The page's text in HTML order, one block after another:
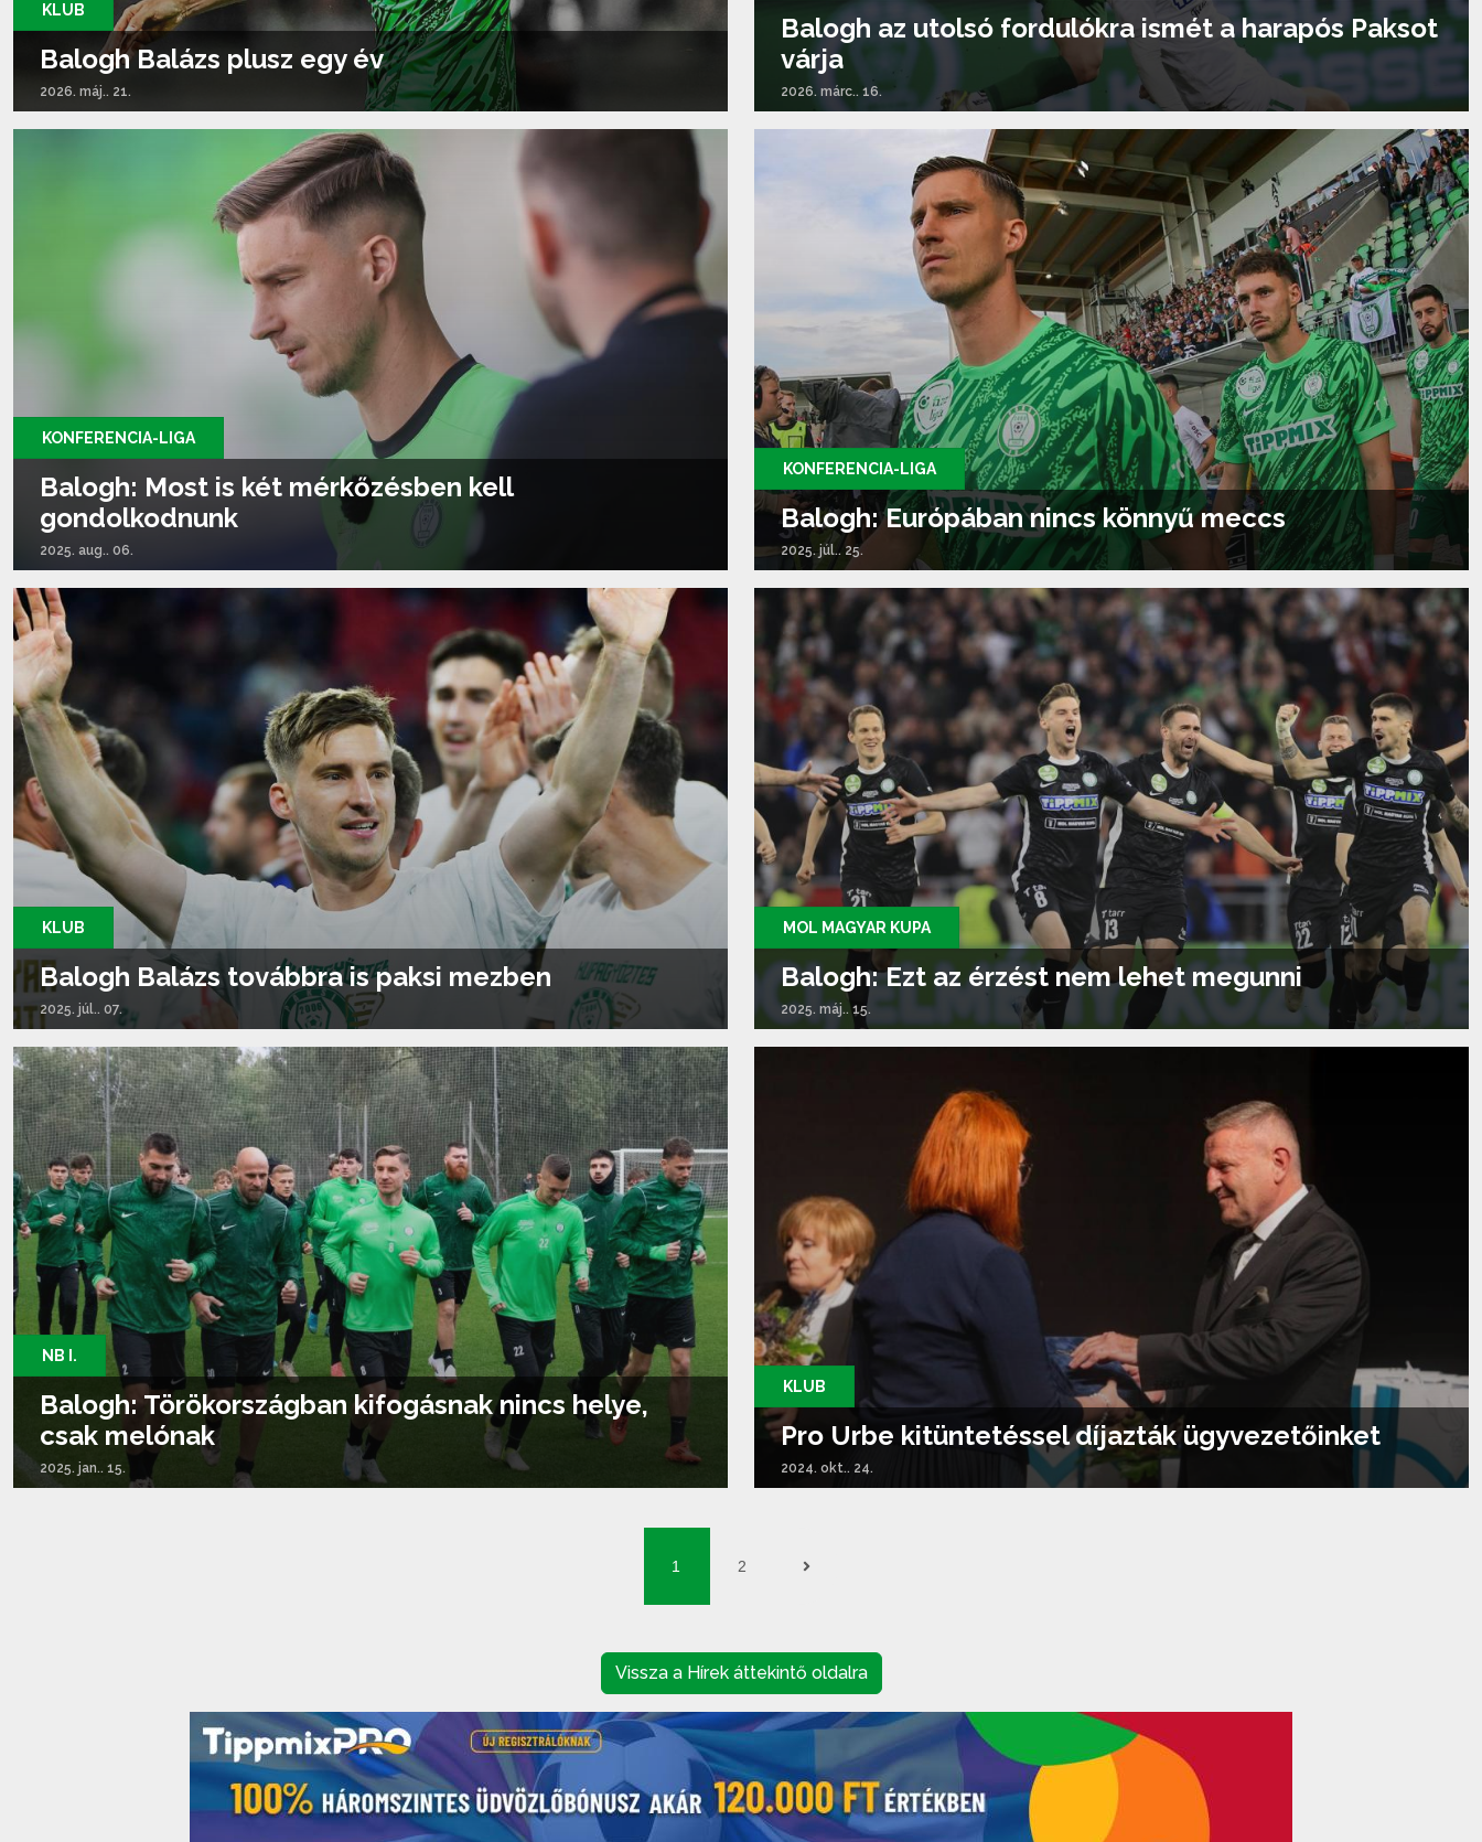
KLUB
Balogh Balázs plusz egy év
2026. máj.. 21.
Tovább olvasom...
Balogh az utolsó fordulókra ismét a harapós Paksot
várja
2026. márc.. 16.
Tovább olvasom...
KONFERENCIA-LIGA
Balogh: Most is két mérkőzésben kell
gondolkodnunk
2025. aug.. 06.
KONFERENCIA-LIGA
Balogh: Európában nincs könnyű meccs
2025. júl.. 25.
Tovább olvasom...
KLUB
Balogh Balázs továbbra is paksi mezben
2025. júl.. 07.
Tovább olvasom...
MOL MAGYAR KUPA
Balogh: Ezt az érzést nem lehet megunni
2025. máj.. 15.
NB I.
Balogh: Törökországban kifogásnak nincs helye,
csak melónak
2025. jan.. 15.
KLUB
Pro Urbe kitüntetéssel díjazták ügyvezetőinket
2024. okt.. 24.
1 2
Vissza a Hírek áttekintő oldalra